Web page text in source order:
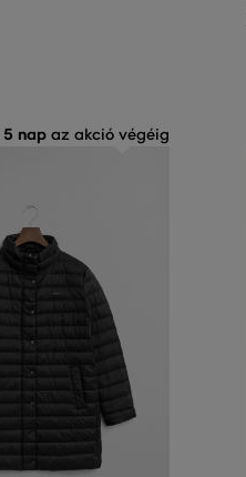
5 nap az akció végéig